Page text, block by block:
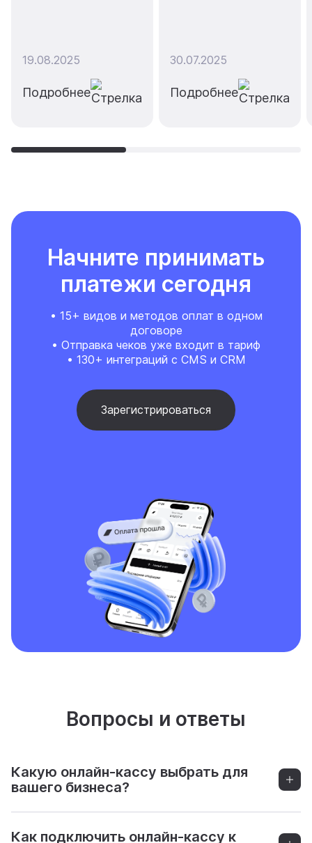
19.08.2025
Подробнее
30.07.2025
Подробнее
Начните принимать
платежи сегодня
• 15+ видов и методов оплат в одном
договоре
• Отправка чеков уже входит в тариф
• 130+ интеграций с CMS и CRM
Зарегистрироваться
Вопросы и ответы
Какую онлайн-кассу выбрать для
вашего бизнеса?
Как подключить онлайн-кассу к